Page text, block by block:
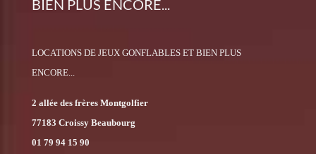
BIEN PLUS ENCORE...
LOCATIONS DE JEUX GONFLABLES ET BIEN PLUS
ENCORE...
2 allée des frères Montgolfier
77183 Croissy Beaubourg
01 79 94 15 90